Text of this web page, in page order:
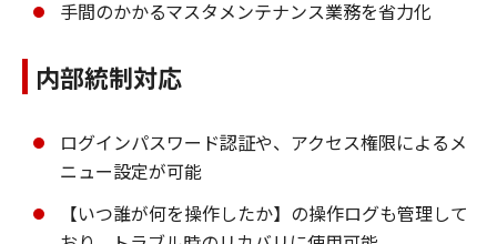
手間のかかるマスタメンテナンス業務を省力化
内部統制対応
ログインパスワード認証や、アクセス権限によるメ
ニュー設定が可能
【いつ誰が何を操作したか】の操作ログも管理して